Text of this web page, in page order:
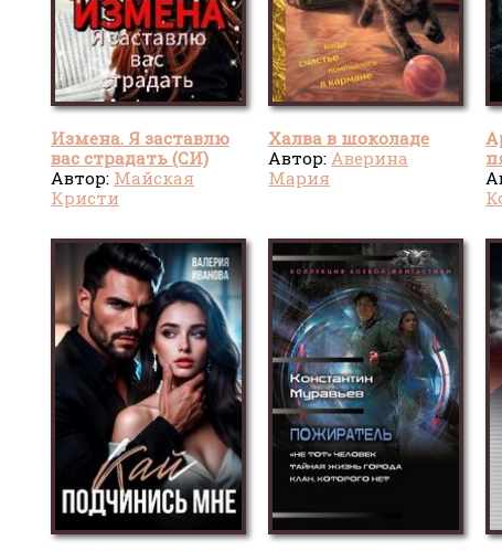
Измена. Я заставлю
вас страдать (СИ)
Автор: Майская
Кристи
Халва в шоколаде
Автор: Аверина
Мария